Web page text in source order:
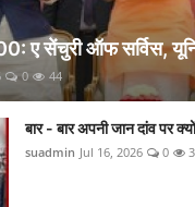
ए सेंचुरी ऑफ सर्विस,
0 44
बार - बार अपनी जान दांव पर
suadmin Jul 16, 2026 0